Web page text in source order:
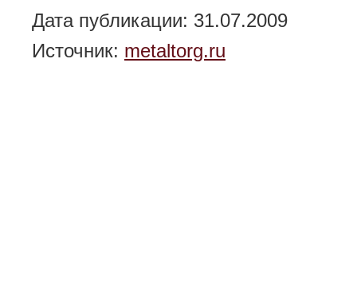
Дата публикации: 31.07.2009
Источник: metaltorg.ru